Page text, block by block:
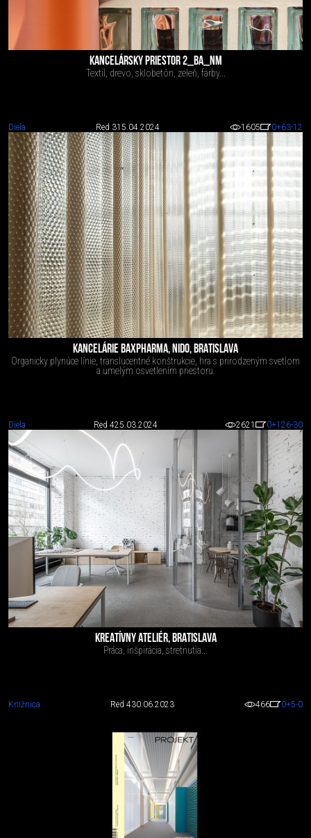
KANCELÁRSKY PRIESTOR 2_BA_NM
Textil, drevo, sklobetón, zeleň, farby...
Diela Red 315.04.2024 1605 0+63-12
KANCELÁRIE BAXPHARMA, NIDO, BRATISLAVA
Organicky plynúce línie, translucentné konštrukcie, hra s prirodzeným svetlom
a umelým osvetlením priestoru.
Diela Red 425.03.2024 2621 0+126-30
KREATÍVNY ATELIÉR, BRATISLAVA
Práca, inšpirácia, stretnutia...
Knižnica Red 430.06.2023 466 0+5-0